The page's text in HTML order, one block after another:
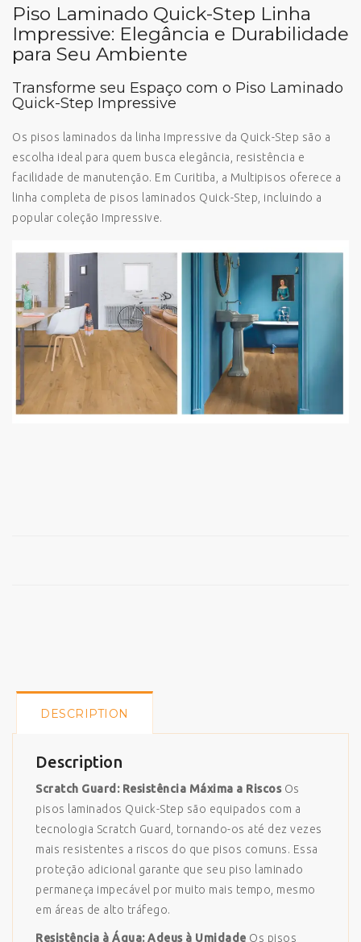
Piso Laminado Quick-Step Linha
Impressive: Elegância e Durabilidade
para Seu Ambiente
Transforme seu Espaço com o Piso Laminado
Quick-Step Impressive
Os pisos laminados da linha Impressive da Quick-Step são a
escolha ideal para quem busca elegância, resistência e
facilidade de manutenção. Em Curitiba, a Multipisos oferece a
linha completa de pisos laminados Quick-Step, incluindo a
popular coleção Impressive.
DESCRIPTION
Description
Scratch Guard: Resistência Máxima a RiscosOs
pisos laminados Quick-Step são equipados com a
tecnologia Scratch Guard, tornando-os até dez vezes
mais resistentes a riscos do que pisos comuns. Essa
proteção adicional garante que seu piso laminado
permaneça impecável por muito mais tempo, mesmo
em áreas de alto tráfego.
Resistência à Água: Adeus à Umidade Os pisos